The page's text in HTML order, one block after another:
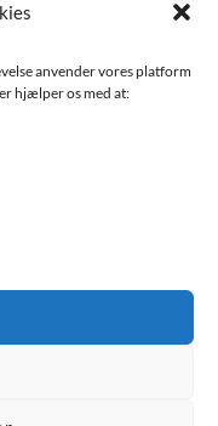
anvender vores platform
hjælper os med at: